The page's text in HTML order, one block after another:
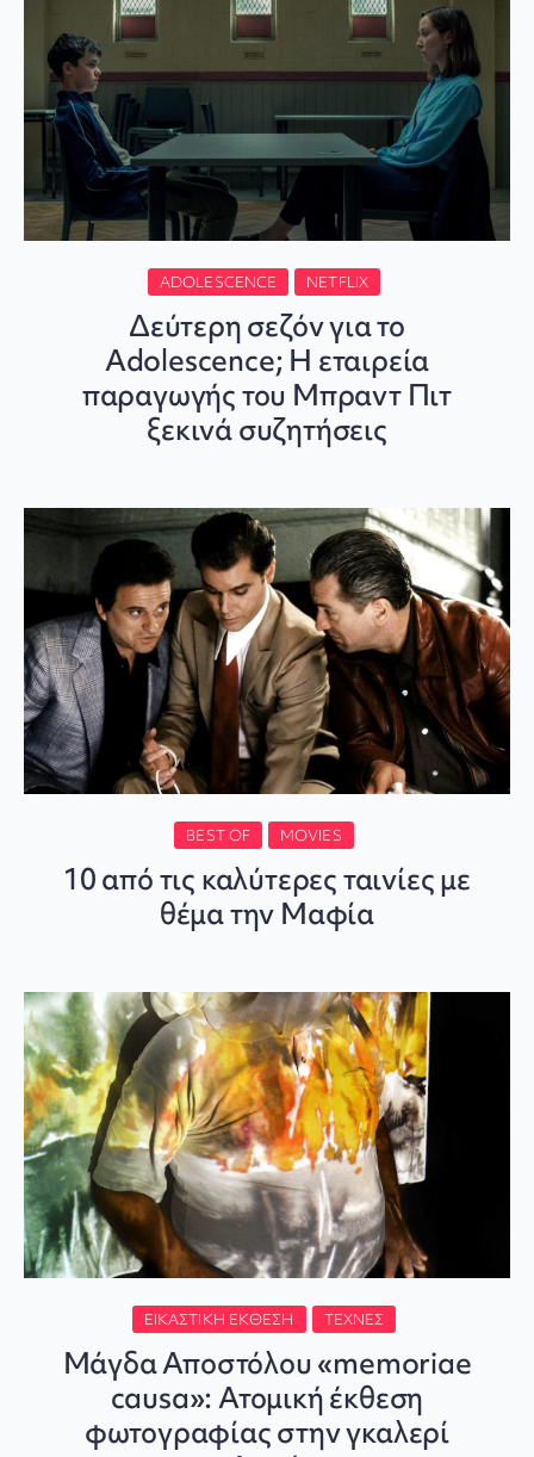
ADOLESCENCE NETFLIX
Δεύτερη σεζόν για το
Adolescence; Η εταιρεία
παραγωγής του Μπραντ Πιτ
ξεκινά συζητήσεις
BEST OF MOVIES
10 από τις καλύτερες ταινίες με
θέμα την Μαφία
ΕΙΚΑΣΤΙΚΉ ΈΚΘΕΣΗ ΤΈΧΝΕΣ
Μάγδα Αποστόλου «memoriae
causa»: Ατομική έκθεση
φωτογραφίας στην γκαλερί